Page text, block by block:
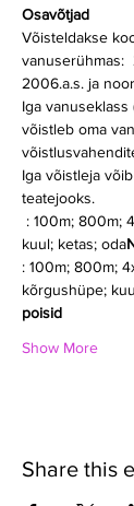
Osavõtjad
Võisteldakse
vanuserühmas:
2006.a.s. ja
Iga vanuseklass
võistleb oma
Iga võistleja
teatejooks.
kuul; ketas; oda
: 100m; 800m;
kõrgushüpe;
poisid
Show More
Share this